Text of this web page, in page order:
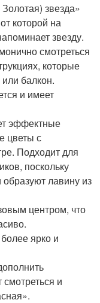
звезда»
которой на
звезду.
смотреться
которые
балкон.
и имеет
эффектные
цветы с
Подходит для
поскольку
лавину из
центром, что
ярко и
смотреться и